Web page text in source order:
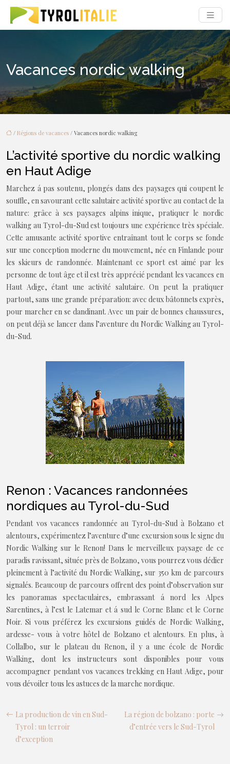
Vacances nordic walking
/ Régions de vacances / Vacances nordic walking
L’activité sportive du nordic walking
en Haut Adige
Marchez á pas soutenu, plongés dans des paysages qui coupent le
souffle, en savourant cette salutaire activité sportive au contact de la
nature: grâce à ses paysages alpins inique, pratiquer le nordic
walking au Tyrol-du-Sud est toujours une expérience très spéciale.
Cette amusante activité sportive entraînant tout le corps se fonde
sur une conception moderne du mouvement, née en Finlande pour
les skieurs de randonnée. Maintenant ce sport est aimé par les
personne de tout âge et il est très apprécié pendant les vacances en
Haut Adige, étant une activité salutaire. On peut la pratiquer
partout, sans une grande préparation: avec deux bâtonnets exprès,
pour marcher en se dandinant. Avec un pair de bonnes chaussures,
on peut déjà se lancer dans l’aventure du Nordic Walking au Tyrol-
du-Sud.
Renon : Vacances randonnées
nordiques au Tyrol-du-Sud
Pendant vos vacances randonnée au Tyrol-du-Sud à Bolzano et
alentours, expérimentez l’aventure d’une excursion sous le signe du
Nordic Walking sur le Renon! Dans le merveilleux paysage de ce
paradis ravissant, située près de Bolzano, vous pourrez vous dédier
pleinement à l’activité du Nordic Walking, sur 350 km de parcours
signalés. Beaucoup de parcours offrent des point d’observation sur
les panoramas spectaculaires, embrassant á nord les Alpes
Sarentines, à l’est le Latemar et á sud le Corne Blanc et le Corne
Noir. Si vous préférez les excursions guidés de Nordic Walking,
ardesse- vous à votre hôtel de Bolzano et alentours. En plus, à
Collalbo, sur le plateau du Renon, il y a une école de Nordic
Walking, dont les instructeurs sont disponibles pour vous
accompagner pendant vos vacances trekking en Haut Adige, pour
vous dévoiler tous les astuces de la marche nordique.
La production de vin en Sud-
Tyrol : un terroir
d’exception
La région de bolzano : porte
d’entrée vers le Sud-Tyrol